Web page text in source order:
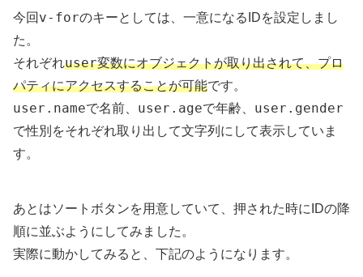
今回 v-forのキーとしては、一意になるIDを設定しまし
た。
それぞれuser変数にオブジェクトが取り出されて、プロ
パティにアクセスすることが可能です。
user.nameで名前、 user.ageで年齢、 user.gender
で性別をそれぞれ取り出して文字列にして表示していま
す。
あとはソートボタンを用意していて、押された時にIDの降
順に並ぶようにしてみました。
実際に動かしてみると、下記のようになります。